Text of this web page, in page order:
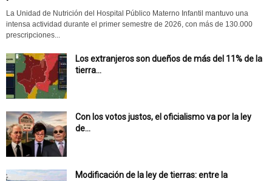
La Unidad de Nutrición del Hospital Público Materno Infantil mantuvo una
intensa actividad durante el primer semestre de 2026, con más de 130.000
prescripciones...
Los extranjeros son dueños de más del 11% de la
tierra...
Con los votos justos, el oficialismo va por la ley
de...
Modificación de la ley de tierras: entre la